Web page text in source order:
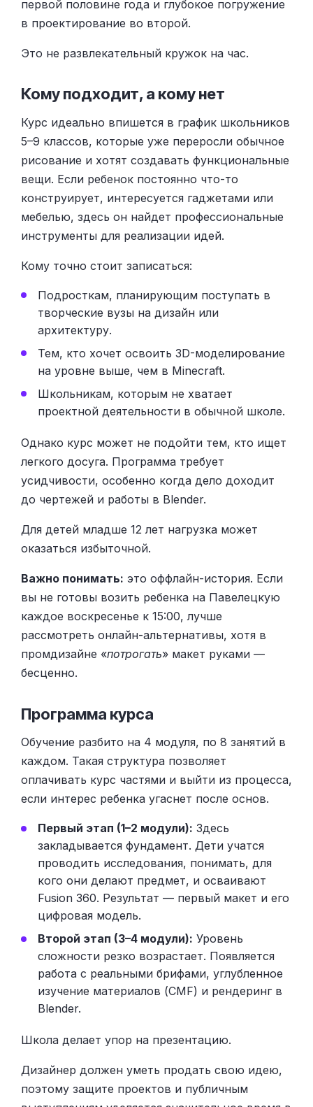
первой половине года и глубокое погружение
в проектирование во второй.
Это не развлекательный кружок на час.
Кому подходит, а кому нет
Курс идеально впишется в график школьников
5–9 классов, которые уже переросли обычное
рисование и хотят создавать функциональные
вещи. Если ребенок постоянно что-то
конструирует, интересуется гаджетами или
мебелью, здесь он найдет профессиональные
инструменты для реализации идей.
Кому точно стоит записаться:
Подросткам, планирующим поступать в
творческие вузы на дизайн или
архитектуру.
Тем, кто хочет освоить 3D-моделирование
на уровне выше, чем в Minecraft.
Школьникам, которым не хватает
проектной деятельности в обычной школе.
Однако курс может не подойти тем, кто ищет
легкого досуга. Программа требует
усидчивости, особенно когда дело доходит
до чертежей и работы в Blender.
Для детей младше 12 лет нагрузка может
оказаться избыточной.
Важно понимать: это оффлайн-история. Если
вы не готовы возить ребенка на Павелецкую
каждое воскресенье к 15:00, лучше
рассмотреть онлайн-альтернативы, хотя в
промдизайне «потрогать» макет руками —
бесценно.
Программа курса
Обучение разбито на 4 модуля, по 8 занятий в
каждом. Такая структура позволяет
оплачивать курс частями и выйти из процесса,
если интерес ребенка угаснет после основ.
Первый этап (1–2 модули): Здесь
закладывается фундамент. Дети учатся
проводить исследования, понимать, для
кого они делают предмет, и осваивают
Fusion 360. Результат — первый макет и его
цифровая модель.
Второй этап (3–4 модули): Уровень
сложности резко возрастает. Появляется
работа с реальными брифами, углубленное
изучение материалов (CMF) и рендеринг в
Blender.
Школа делает упор на презентацию.
Дизайнер должен уметь продать свою идею,
поэтому защите проектов и публичным